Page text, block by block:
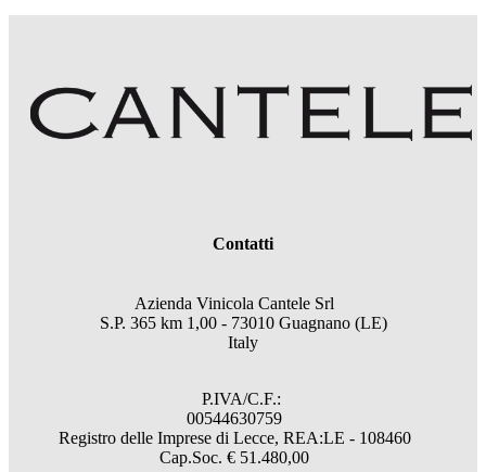
Contatti
Azienda Vinicola Cantele Srl
S.P. 365 km 1,00 - 73010 Guagnano (LE)
Italy
P.IVA/C.F.:
00544630759
Registro delle Imprese di Lecce, REA:LE - 108460
Cap.Soc. € 51.480,00